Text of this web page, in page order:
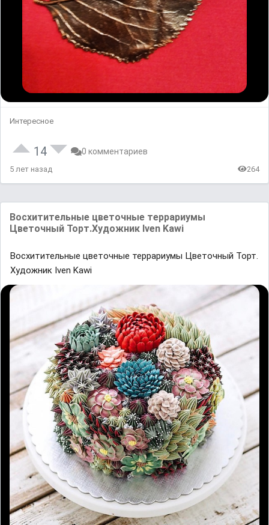
Интересное
14 0 комментариев
5 лет назад 264
Восхитительные цветочные террариумы
Цветочный Торт.Художник Iven Kawi
Восхитительные цветочные террариумы Цветочный Торт.
Художник Iven Kawi